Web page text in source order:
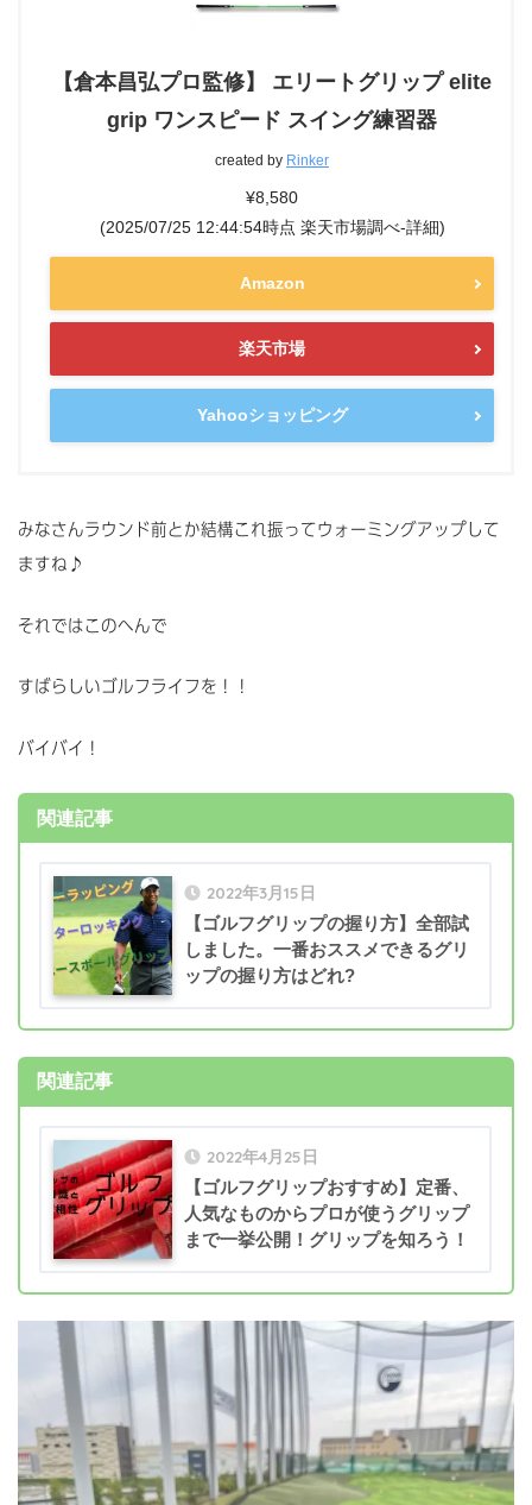
【倉本昌弘プロ監修】 エリートグリップ elite
grip ワンスピード スイング練習器
created by Rinker
¥8,580
(2025/07/25 12:44:54時点 楽天市場調べ-詳細)
Amazon
楽天市場
Yahooショッピング
みなさんラウンド前とか結構これ振ってウォーミングアップして
ますね♪
それではこのへんで
すばらしいゴルフライフを！！
バイバイ！
関連記事
2022年3月15日
【ゴルフグリップの握り方】全部試
しました。一番おススメできるグリ
ップの握り方はどれ?
関連記事
2022年4月25日
【ゴルフグリップおすすめ】定番、
人気なものからプロが使うグリップ
まで一挙公開！グリップを知ろう！